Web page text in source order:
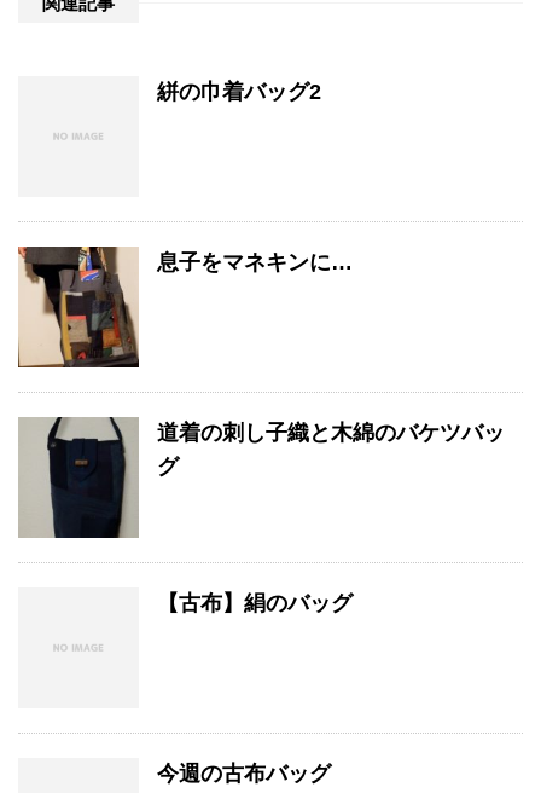
絣の巾着バッグ2
息子をマネキンに…
道着の刺し子織と木綿のバケツバッ
グ
【古布】絹のバッグ
今週の古布バッグ